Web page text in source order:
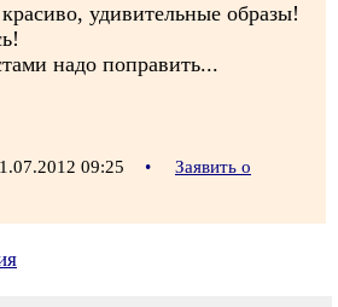
удивительные образы!
надо поправить...
09:25 •
Заявить о